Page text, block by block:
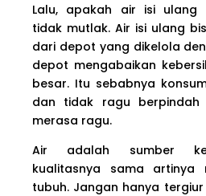
Lalu, apakah air isi ulang
tidak mutlak. Air isi ulang
dari depot yang dikelola
depot mengabaikan
besar. Itu sebabnya
dan tidak ragu
merasa ragu.
Air adalah sumber
kualitasnya sama artinya
tubuh. Jangan hanya